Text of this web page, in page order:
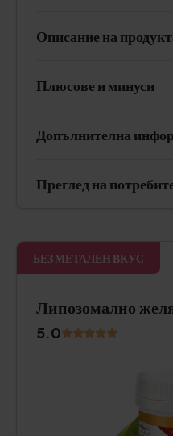
Описание на
Плюсове и минуси
Допълнителна
Преглед на
БЕЗ МЕТАЛЕН ВКУС
Липозомално
5.0